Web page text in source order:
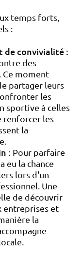
temps forts,
:
de convivialité :
des
Ce moment
partager leurs
les
sportive à celles
renforcer les
la
: Pour parfaire
eu la chance
lors d'un
Une
de découvrir
entreprises et
la